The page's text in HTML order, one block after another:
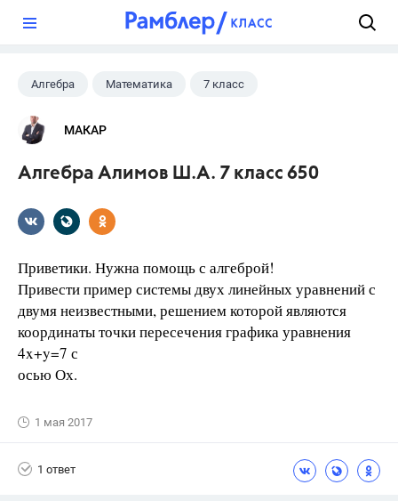
Алгебра Математика 7 класс
МАКАР
Алгебра Алимов Ш.А. 7 класс 650
Приветики. Нужна помощь с алгеброй!
Привести пример системы двух линейных уравнений с
двумя неизвестными, решением которой являются
координаты точки пересечения графика уравнения
4x+y=7 с
осью Ох.
1 мая 2017
1 ответ